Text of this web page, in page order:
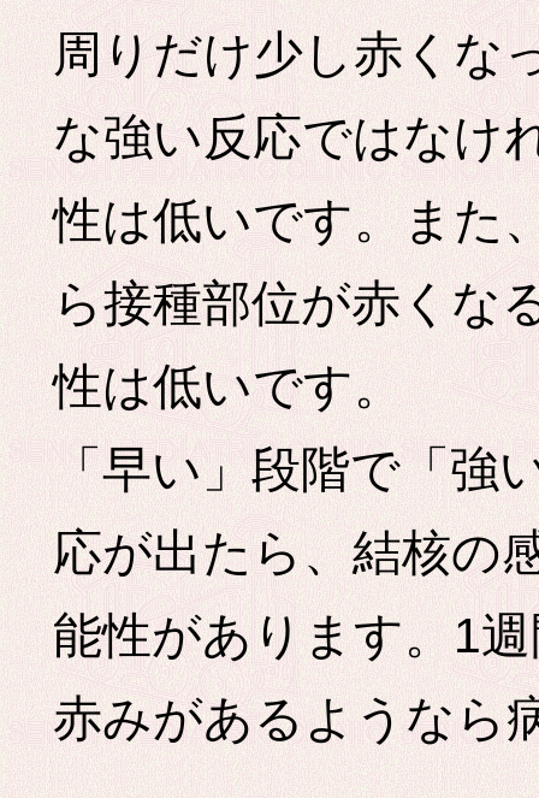
周りだけ少し赤くな
な強い反応ではなけ
性は低いです。また
ら接種部位が赤くな
性は低いです。
「早い」段階で「強
応が出たら、結核の
能性があります。1
赤みがあるようなら